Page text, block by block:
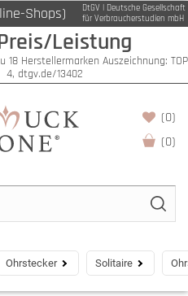
Shops)
DtGV | Deutsche Gesellschaft
für Verbraucherstudien mbH
Leistung
18 Herstellermarken Auszeichnung: TOP
4, dtgv.de/13402
(0)
(0)
Ohrstecker Solitaire